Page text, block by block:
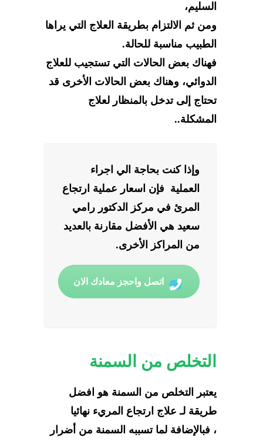
السليم،
ومن ثم الالتزام بطريقة العلاج التي يراها
الطبيب مناسبة للحالة.
فهناك بعض الحالات التي تستجيب للعلاج
الدوائي، وهناك بعض الحالات الأخرى قد
تحتاج إلى تدخل بالمنظار لعلاج
المشكلة..
وإذا كنت بحاجة الي اجراء
العملية فإن اسعار عملية ارتجاع
المرئ في مركز الدكتور رامي
سعيد هي الأفضل مقارنة بالعديد
من المراكز الأخرى.
اتصل واحجز معادك الان
التخلص من السمنة
يعتبر التخلص من السمنة هو افضل
طريقة لـ علاج ارتجاع المريء نهائيا
، فبالإضافة لما تسببه السمنة من أضرار